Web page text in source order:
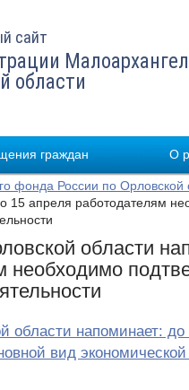
сайт
области
граждан О
фонда России по Орловской
15 апреля работодателям
области
необходимо
напоминает: до
вид